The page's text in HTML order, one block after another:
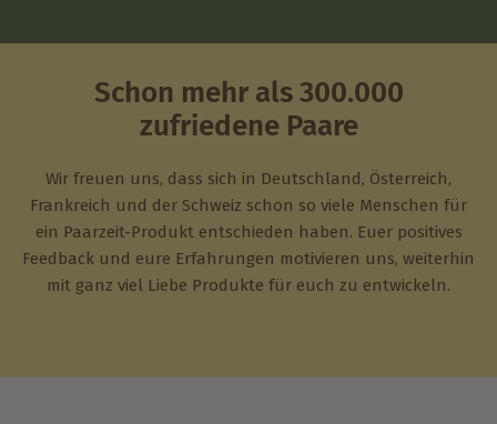
Schon mehr als 300.000
zufriedene Paare
Wir freuen uns, dass sich in Deutschland, Österreich,
Frankreich und der Schweiz schon so viele Menschen für
ein Paarzeit-Produkt entschieden haben. Euer positives
Feedback und eure Erfahrungen motivieren uns, weiterhin
mit ganz viel Liebe Produkte für euch zu entwickeln.